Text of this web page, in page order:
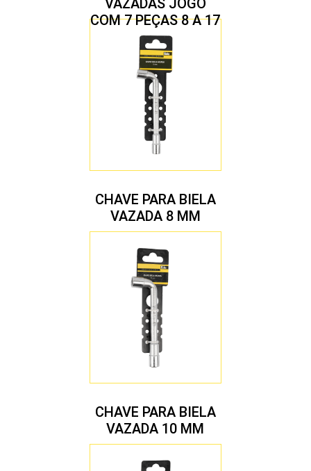
COM 7 PEÇAS 8 A 17
MM
CHAVE PARA BIELA
VAZADA 8 MM
CHAVE PARA BIELA
VAZADA 10 MM